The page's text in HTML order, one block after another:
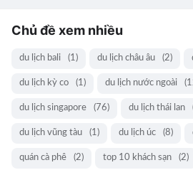
Chủ đề xem nhiều
du lịch bali (1) du lịch châu âu (2)
du lịch kỳ co (1) du lịch nước ngoài
du lịch singapore (76) du lịch thái lan
du lịch vũng tàu (1) du lịch úc (8)
quán cà phê (2) top 10 khách sạn (2)